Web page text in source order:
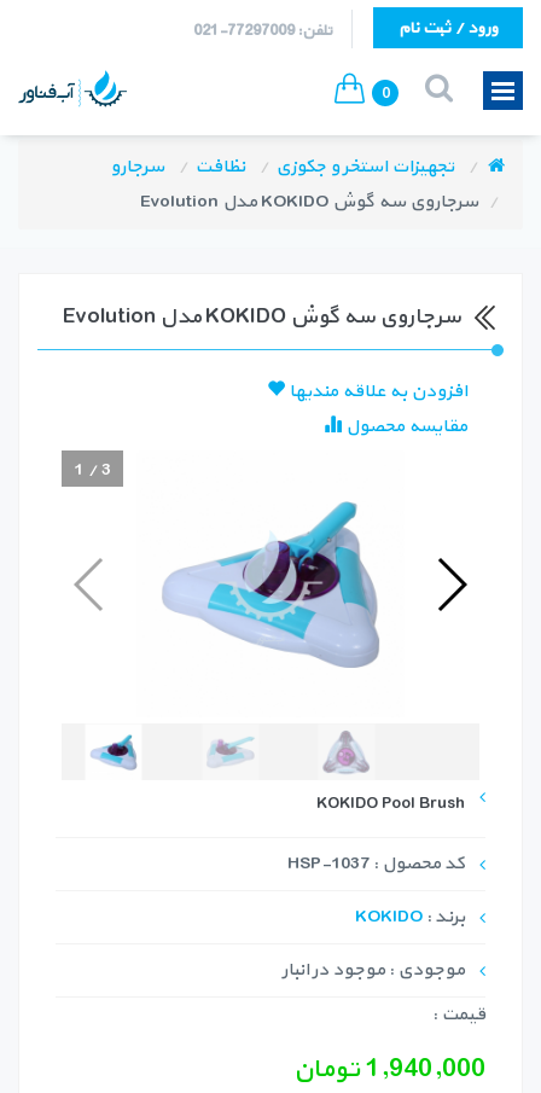
تلفن: 77297009-021 ورود / ثبت نام
0
تجهیزات استخر و جکوزی نظافت
سرجارو
سرجاروی سه گوش KOKIDO مدل Evolution
سرجاروی سه گوش KOKIDO مدل Evolution
افزودن به علاقه مندیها
مقایسه محصول
1 /3
KOKIDO Pool Brush
کد محصول : HSP-1037
برند : KOKIDO
موجودی : موجود در انبار
قیمت :
1,940,000 تومان